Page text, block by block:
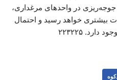
در واحدهای مرغداری،
بیشتری خواهد رسید و احتمال
۲۲۳۲۲۵